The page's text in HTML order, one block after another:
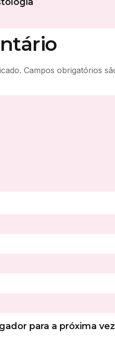
Campos obrigatórios
para a próxima